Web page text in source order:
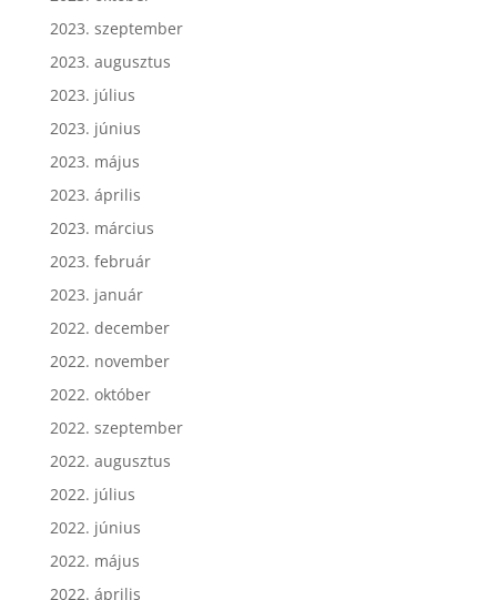
2023. szeptember
2023. augusztus
2023. július
2023. június
2023. május
2023. április
2023. március
2023. február
2023. január
2022. december
2022. november
2022. október
2022. szeptember
2022. augusztus
2022. július
2022. június
2022. május
2022. április